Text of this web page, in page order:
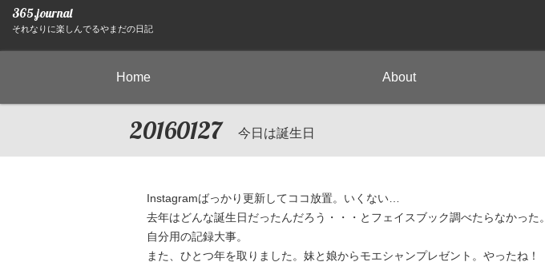
365.journal
それなりに楽しんでるやまだの日記
Home About
20160127 今日は誕生日
Instagramばっかり更新してココ放置。いくない…
去年はどんな誕生日だったんだろう・・・とフェイスブック調べたらなかった。
自分用の記録大事。
また、ひとつ年を取りました。妹と娘からモエシャンプレゼント。やったね！